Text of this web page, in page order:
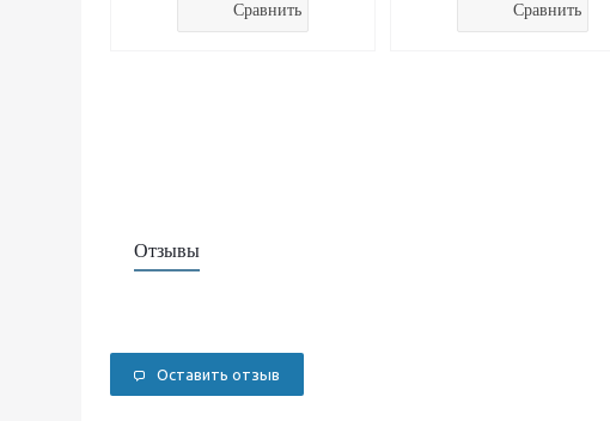
Сравнить Сравнить
Отзывы
Оставить отзыв